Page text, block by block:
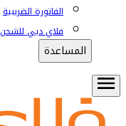
الفاتورة الضريبية
فلاي دبي للشحن
المساعدة